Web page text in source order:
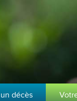
décès